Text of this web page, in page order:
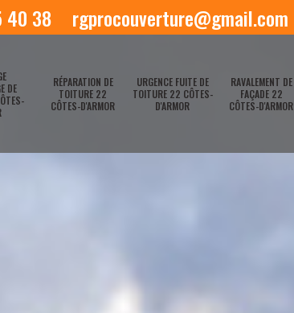
40 38 rgprocouverture@gmail.com
DE
RÉPARATION DE
TOITURE 22
CÔTES-D'ARMOR
URGENCE FUITE DE
TOITURE 22 CÔTES-
D'ARMOR
RAVALEMENT DE
FAÇADE 22
CÔTES-D'ARMOR